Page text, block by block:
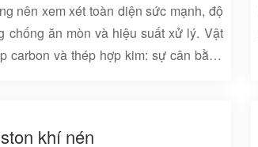
nên xem xét toàn diện sức mạnh, độ
chống ăn mòn và hiệu suất xử lý. Vật
carbon và thép hợp kim: sự cân bằng
độ cứng bề mặt sau khi dập tắt tần
khí nén